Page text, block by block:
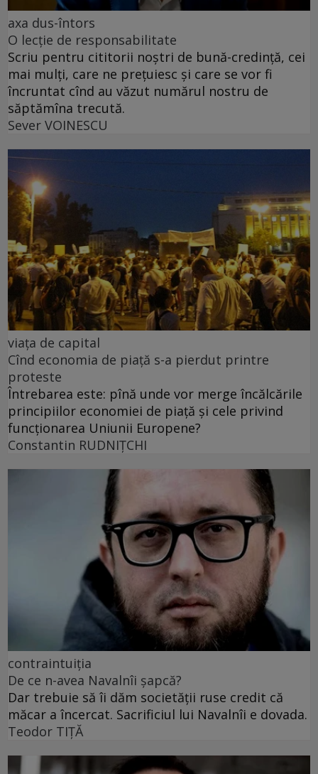
axa dus-întors
O lecție de responsabilitate
Scriu pentru cititorii noștri de bună-credință, cei
mai mulți, care ne prețuiesc și care se vor fi
încruntat cînd au văzut numărul nostru de
săptămîna trecută.
Sever VOINESCU
viața de capital
Cînd economia de piață s-a pierdut printre
proteste
Întrebarea este: pînă unde vor merge încălcările
principiilor economiei de piață și cele privind
funcționarea Uniunii Europene?
Constantin RUDNIŢCHI
contraintuiția
De ce n-avea Navalnîi șapcă?
Dar trebuie să îi dăm societății ruse credit că
măcar a încercat. Sacrificiul lui Navalnîi e dovada.
Teodor TIŢĂ